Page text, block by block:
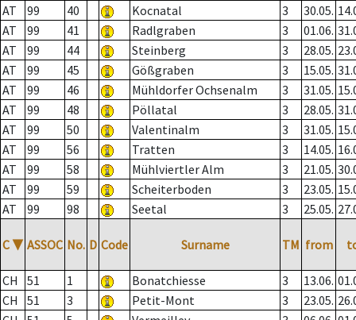
AT
99 40 Kocnatal 3 30.05.
AT
99 41 Radlgraben 3 01.06.
AT
99 44 Steinberg 3 28.05.
AT
99 45 Gößgraben 3 15.05.
AT
99 46 Mühldorfer Ochsenalm 3 31.05.
AT
99 48 Pöllatal 3 28.05.
AT
99 50 Valentinalm 3 31.05.
AT
99 56 Tratten 3 14.05.
AT
99 58 Mühlviertler Alm 3 21.05.
AT
99 59 Scheiterboden 3 23.05.
AT
99 98 Seetal 3 25.05.
C ▼ ASSOC No. D Code Surname TM from
CH 51 1 Bonatchiesse 3 13.06.
CH
51 3 Petit-Mont 3 23.05.